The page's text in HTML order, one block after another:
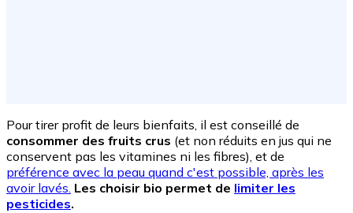
Pour tirer profit de leurs bienfaits, il est conseillé de
consommer des fruits crus (et non réduits en jus qui ne
conservent pas les vitamines ni les fibres), et de
préférence avec la peau quand c'est possible, après les
avoir lavés. Les choisir bio permet de limiter les
pesticides.